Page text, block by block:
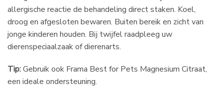
allergische reactie de behandeling direct staken. Koel,
droog en afgesloten bewaren. Buiten bereik en zicht van
jonge kinderen houden. Bij twijfel raadpleeg uw
dierenspeciaalzaak of dierenarts.
Tip:Gebruik ook Frama Best for Pets Magnesium Citraat,
een ideale ondersteuning.